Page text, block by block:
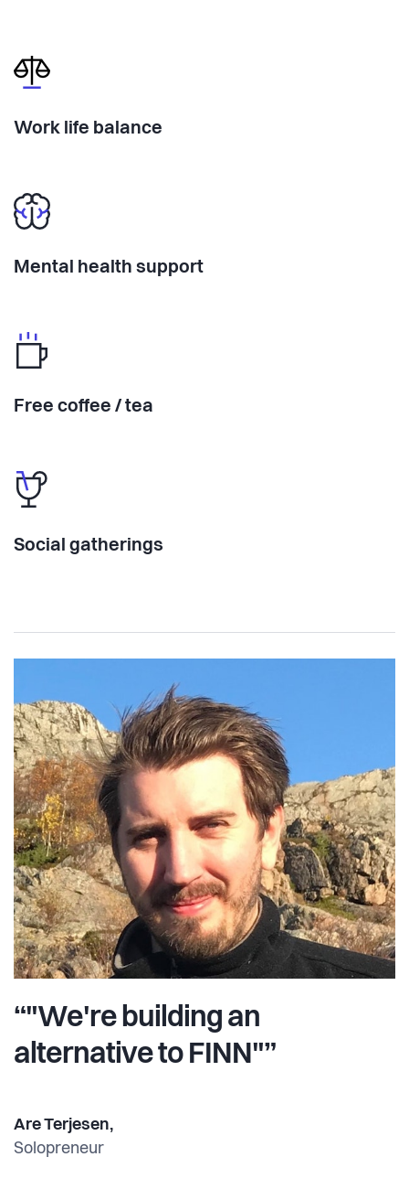
Work life balance
Mental health support
Free coffee / tea
Social gatherings
“"We're building an
alternative to FINN"”
Are Terjesen,
Solopreneur